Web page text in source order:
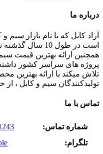
درباره ما
آراد کابل که با نام بازار سیم
است در طول 10
همچنین ارائه بهترین قیمت
پروژه های سراسر کشور
تلاش میکند با ارائه بهترین
تولیدکنندگان سیم و کابل ،
تماس با ما
شماره تماس:
تلگرام: